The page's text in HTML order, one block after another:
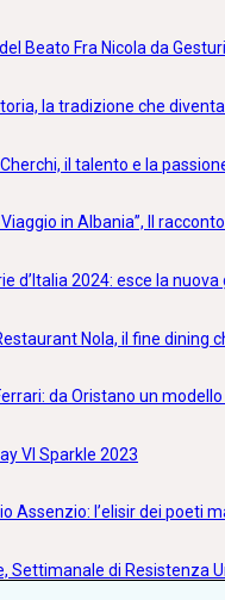
Beato Fra Nicola da
la tradizione che
il talento e la
Viaggio in Albania”, Il
d’Italia 2024: esce la
Nola, il fine dining
da Oristano un
VI Sparkle 2023
Assenzio: l’elisir dei poeti
Settimanale di Resistenza